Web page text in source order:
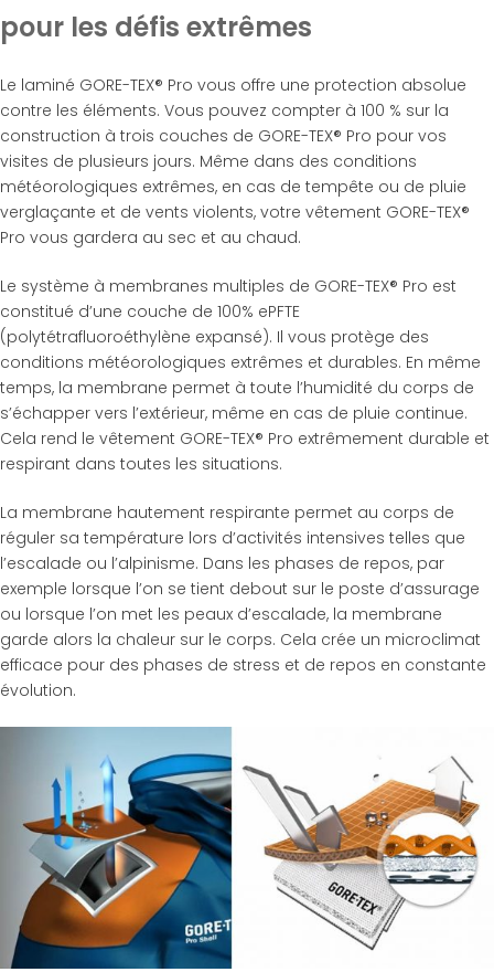
pour les défis extrêmes
Le laminé GORE-TEX® Pro vous offre une protection absolue
contre les éléments. Vous pouvez compter à 100 % sur la
construction à trois couches de GORE-TEX® Pro pour vos
visites de plusieurs jours. Même dans des conditions
météorologiques extrêmes, en cas de tempête ou de pluie
verglaçante et de vents violents, votre vêtement GORE-TEX®
Pro vous gardera au sec et au chaud.
Le système à membranes multiples de GORE-TEX® Pro est
constitué d’une couche de 100% ePFTE
(polytétrafluoroéthylène expansé). Il vous protège des
conditions météorologiques extrêmes et durables. En même
temps, la membrane permet à toute l’humidité du corps de
s’échapper vers l’extérieur, même en cas de pluie continue.
Cela rend le vêtement GORE-TEX® Pro extrêmement durable et
respirant dans toutes les situations.
La membrane hautement respirante permet au corps de
réguler sa température lors d’activités intensives telles que
l’escalade ou l’alpinisme. Dans les phases de repos, par
exemple lorsque l’on se tient debout sur le poste d’assurage
ou lorsque l’on met les peaux d’escalade, la membrane
garde alors la chaleur sur le corps. Cela crée un microclimat
efficace pour des phases de stress et de repos en constante
évolution.